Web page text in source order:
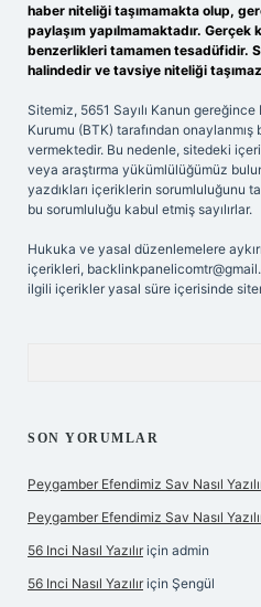
haber niteliği taşımamakta olup,
paylaşım yapılmamaktadır.
benzerlikleri tamamen tesadüfidir.
halindedir ve tavsiye niteliği
Sitemiz, 5651 Sayılı Kanun
Kurumu (BTK) tarafından onaylanmış
vermektedir. Bu nedenle, sitedeki
veya araştırma yükümlülüğümüz
yazdıkları içeriklerin sorumluluğunu
bu sorumluluğu kabul etmiş sayılırlar.
Hukuka ve yasal düzenlemelere
içerikleri,
ilgili içerikler yasal süre içerisinde
SON YORUMLAR
Peygamber Efendimiz Sav Nasıl
Peygamber Efendimiz Sav Nasıl
56 Inci Nasıl Yazılır için admin
56 Inci Nasıl Yazılır için Şengül